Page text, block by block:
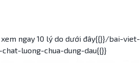
ngay 10 lý do dưới đây{{}}/bai-viet-
luong-chua-dung-dau{{}}